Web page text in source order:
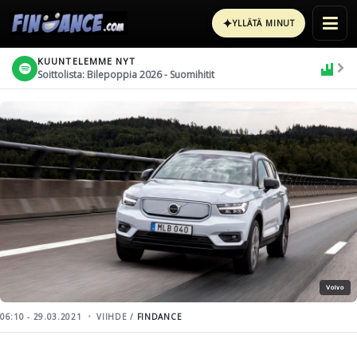
✦YLLÄTÄ MINUT
KUUNTELEMME NYT
Soittolista: Bilepoppia 2026 - Suomihitit
Volvo
06:10 - 29.03.2021 VIIHDE / FINDANCE